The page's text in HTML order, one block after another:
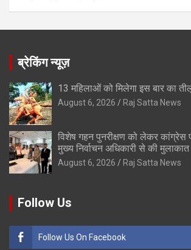
ब्रेकिंग न्यूज़
13 महिलाओं को मिलेगा इस बार का
August 6, 2026 Raj Satta News
विशेष गहन पुनरीक्षण को लेकर कांग्रेस
मुख्य निर्वाचन अधिकारी से की मुलाकात
August 6, 2026 Raj Satta News
Follow Us
Follow Us On Facebook